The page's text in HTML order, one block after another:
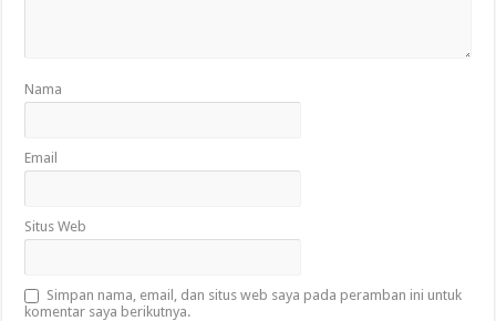
Nama
Email
Situs Web
Simpan nama, email, dan situs web saya pada peramban ini untuk
komentar saya berikutnya.